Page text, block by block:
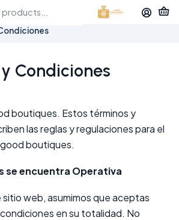
OFERTAS EN TUBBEES ESTE DÍA DEL NIÑO!
Condiciones
boutiques. Estos términos y
las reglas y regulaciones para el
boutiques.
se encuentra Operativa
web, asumimos que aceptas
en su totalidad. No